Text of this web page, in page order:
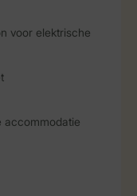
voor elektrische
accommodatie